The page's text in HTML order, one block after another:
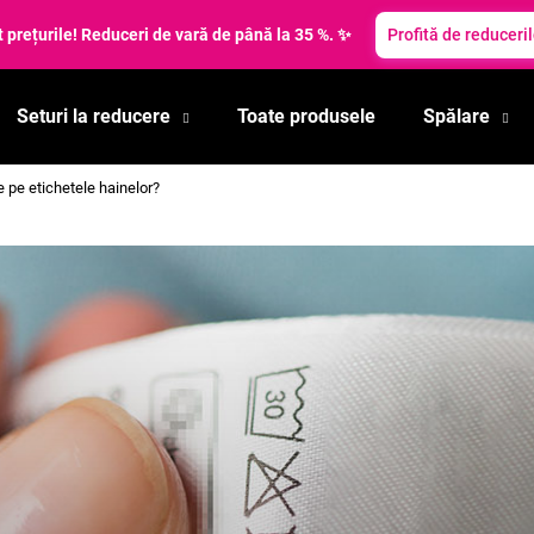
Reduceri de vară de până la 35 %. ✨ Profită de
Seturi la reducere Toate produsele Spălare
pe etichetele hainelor?
Ce căutaţi?
Vă recomandăm